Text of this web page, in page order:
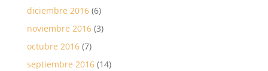
diciembre 2016(6)
noviembre 2016(3)
octubre 2016(7)
septiembre 2016(14)